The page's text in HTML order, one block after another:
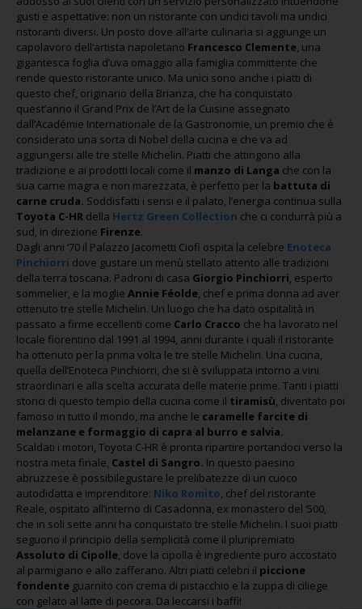
gusti e aspettative: non un ristorante con undici tavoli ma undici
ristoranti diversi. Un posto dove all’arte culinaria si aggiunge un
capolavoro dell’artista napoletano Francesco Clemente, una
gigantesca foglia d’uva omaggio alla famiglia committente che
rende questo ristorante unico. Ma unici sono anche i piatti di
questo chef, originario della Brianza, che ha conquistato
quest’anno il Grand Prix de l’Art de la Cuisine assegnato
dall’Académie Internationale de la Gastronomie, un premio che è
considerato una sorta di Nobel della cucina e che va ad
aggiungersi alle tre stelle Michelin. Piatti che attingono alla
tradizione e ai prodotti locali come il manzo di Langa che con la
sua carne magra e non marezzata, è perfetto per la battuta di
carne cruda. Soddisfatti i sensi e il palato, l’energia continua sulla
Toyota C-HR della Hertz Green Collection che ci condurrà più a
sud, in direzione Firenze.
Dagli anni ‘70 il Palazzo Jacometti Ciofi ospita la celebre Enoteca
Pinchiorri dove gustare un menù stellato attento alle tradizioni
della terra toscana. Padroni di casa Giorgio Pinchiorri, esperto
sommelier, e la moglie Annie Féolde, chef e prima donna ad aver
ottenuto tre stelle Michelin. Un luogo che ha dato ospitalità in
passato a firme eccellenti come Carlo Cracco che ha lavorato nel
locale fiorentino dal 1991 al 1994, anni durante i quali il ristorante
ha ottenuto per la prima volta le tre stelle Michelin. Una cucina,
quella dell’Enoteca Pinchiorri, che si è sviluppata intorno a vini
straordinari e alla scelta accurata delle materie prime. Tanti i piatti
storici di questo tempio della cucina come il tiramisù, diventato poi
famoso in tutto il mondo, ma anche le caramelle farcite di
melanzane e formaggio di capra al burro e salvia.
Scaldati i motori, Toyota C-HR è pronta ripartire portandoci verso la
nostra meta finale, Castel di Sangro. In questo paesino
abruzzese è possibilegustare le prelibatezze di un cuoco
autodidatta e imprenditore: Niko Romito, chef del ristorante
Reale, ospitato all’interno di Casadonna, ex monastero del ‘500,
che in soli sette anni ha conquistato tre stelle Michelin. I suoi piatti
seguono il principio della semplicità come il pluripremiato
Assoluto di Cipolle, dove la cipolla è ingrediente puro accostato
al parmigiano e allo zafferano. Altri piatti celebri il piccione
fondente guarnito con crema di pistacchio e la zuppa di ciliege
con gelato al latte di pecora. Da leccarsi i baffi!